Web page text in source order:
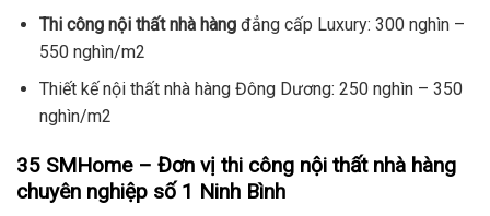
Thi công nội thất nhà hàngđẳng cấp Luxury: 300 nghìn –
550 nghìn/m2
Thiết kế nội thất nhà hàng Đông Dương: 250 nghìn – 350
nghìn/m2
35 SMHome – Đơn vị thi công nội thất nhà hàng
chuyên nghiệp số 1 Ninh Bình